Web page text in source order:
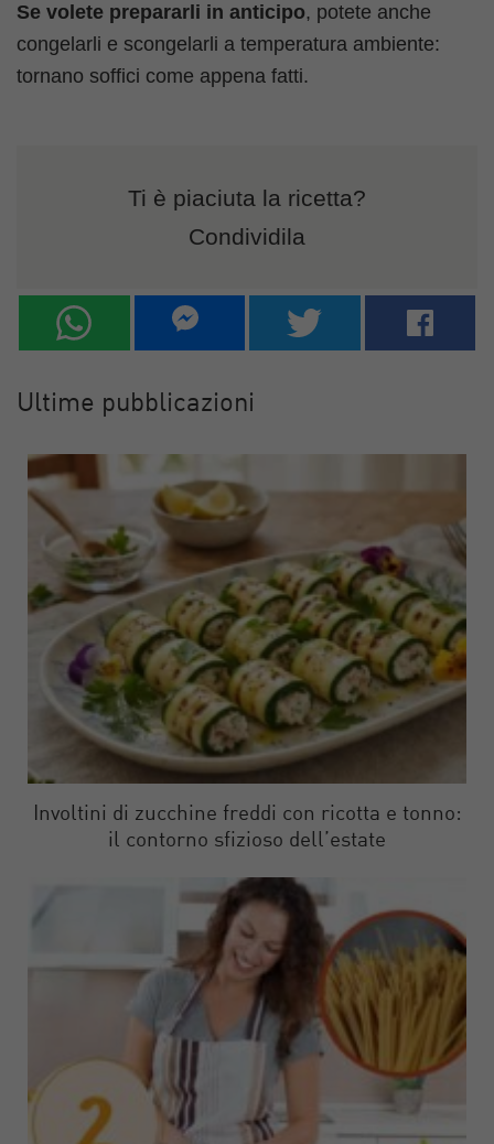
Se volete prepararli in anticipo, potete anche
congelarli e scongelarli a temperatura ambiente:
tornano soffici come appena fatti.
Ti è piaciuta la ricetta?
Condividila
Ultime pubblicazioni
Involtini di zucchine freddi con ricotta e tonno:
il contorno sfizioso dell’estate